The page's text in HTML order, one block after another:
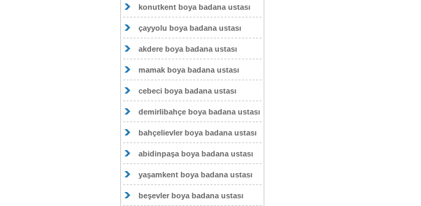
konutkent boya badana ustası
çayyolu boya badana ustası
akdere boya badana ustası
mamak boya badana ustası
cebeci boya badana ustası
demirlibahçe boya badana ustası
bahçelievler boya badana ustası
abidinpaşa boya badana ustası
yaşamkent boya badana ustası
beşevler boya badana ustası